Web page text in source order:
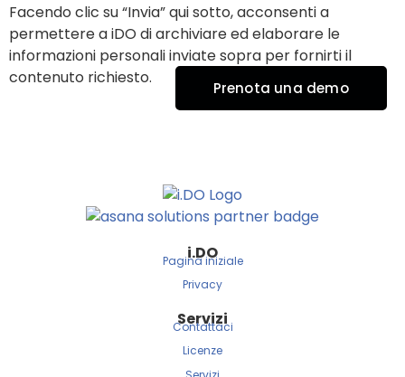
Facendo clic su “Invia” qui sotto, acconsenti a
permettere a iDO di archiviare ed elaborare le
informazioni personali inviate sopra per fornirti il
contenuto richiesto.
Prenota una demo
i.DO
Pagina iniziale
Privacy
Servizi
Contattaci
Licenze